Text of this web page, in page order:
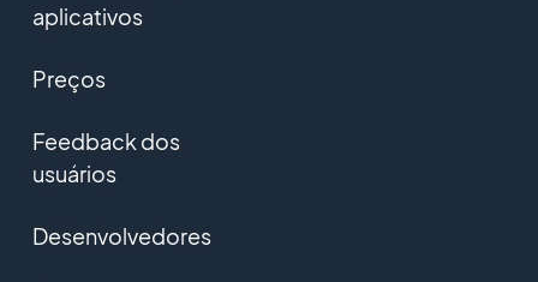
aplicativos
Preços
Feedback dos
usuários
Desenvolvedores